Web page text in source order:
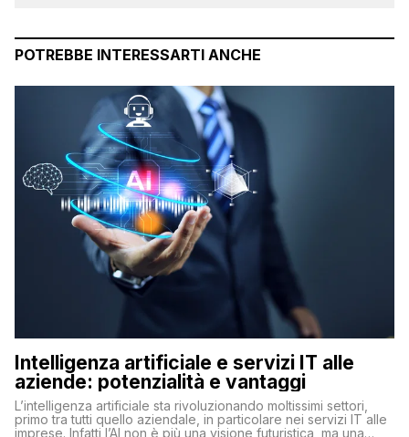
POTREBBE INTERESSARTI ANCHE
Intelligenza artificiale e servizi IT alle
aziende: potenzialità e vantaggi
L’intelligenza artificiale sta rivoluzionando moltissimi settori,
primo tra tutti quello aziendale, in particolare nei servizi IT alle
imprese. Infatti l’AI non è più una visione futuristica, ma una